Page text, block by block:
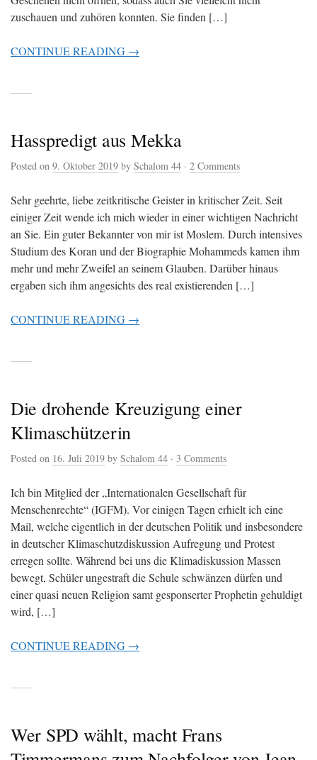
zuschauen und zuhören konnten. Sie finden […]
CONTINUE READING →
Hasspredigt aus Mekka
Posted on 9. Oktober 2019 by Schalom 44 · 2 Comments
Sehr geehrte, liebe zeitkritische Geister in kritischer Zeit. Seit
einiger Zeit wende ich mich wieder in einer wichtigen Nachricht
an Sie. Ein guter Bekannter von mir ist Moslem. Durch intensives
Studium des Koran und der Biographie Mohammeds kamen ihm
mehr und mehr Zweifel an seinem Glauben. Darüber hinaus
ergaben sich ihm angesichts des real existierenden […]
CONTINUE READING →
Die drohende Kreuzigung einer
Klimaschützerin
Posted on 16. Juli 2019 by Schalom 44 · 3 Comments
Ich bin Mitglied der „Internationalen Gesellschaft für
Menschenrechte“ (IGFM). Vor einigen Tagen erhielt ich eine
Mail, welche eigentlich in der deutschen Politik und insbesondere
in deutscher Klimaschutzdiskussion Aufregung und Protest
erregen sollte. Während bei uns die Klimadiskussion Massen
bewegt, Schüler ungestraft die Schule schwänzen dürfen und
einer quasi neuen Religion samt gesponserter Prophetin gehuldigt
wird, […]
CONTINUE READING →
Wer SPD wählt, macht Frans